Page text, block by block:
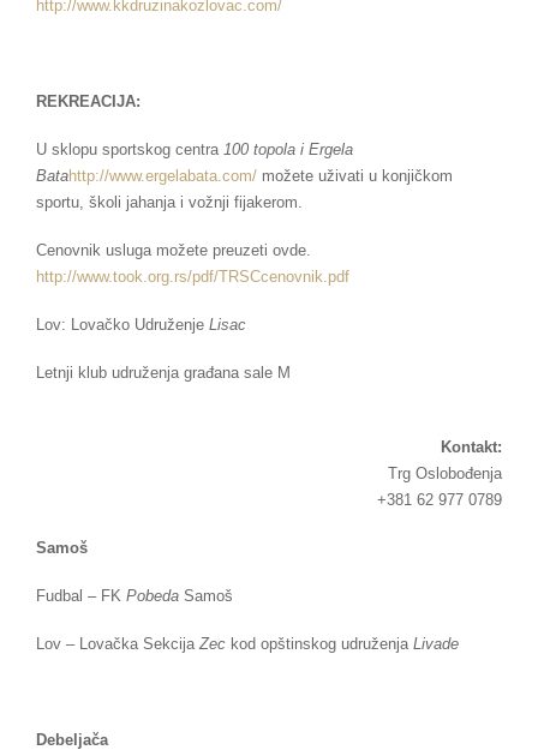
http://www.kkdruzinakozlovac.com/
REKREACIJA:
U sklopu sportskog centra 100 topola i Ergela
Batahttp://www.ergelabata.com/ možete uživati u konjičkom
sportu, školi jahanja i vožnji fijakerom.
Cenovnik usluga možete preuzeti ovde.
http://www.took.org.rs/pdf/TRSCcenovnik.pdf
Lov: Lovačko Udruženje Lisac
Letnji klub udruženja građana sale M
Kontakt:
Trg Oslobođenja
+381 62 977 0789
Samoš
Fudbal – FK Pobeda Samoš
Lov – Lovačka SekcijaZec kod opštinskog udruženja Livade
Debeljača